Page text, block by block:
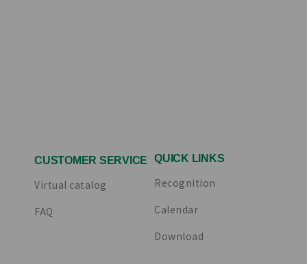
CUSTOMER SERVICE
Virtual catalog
FAQ
QUICK LINKS
Recognition
Calendar
Download